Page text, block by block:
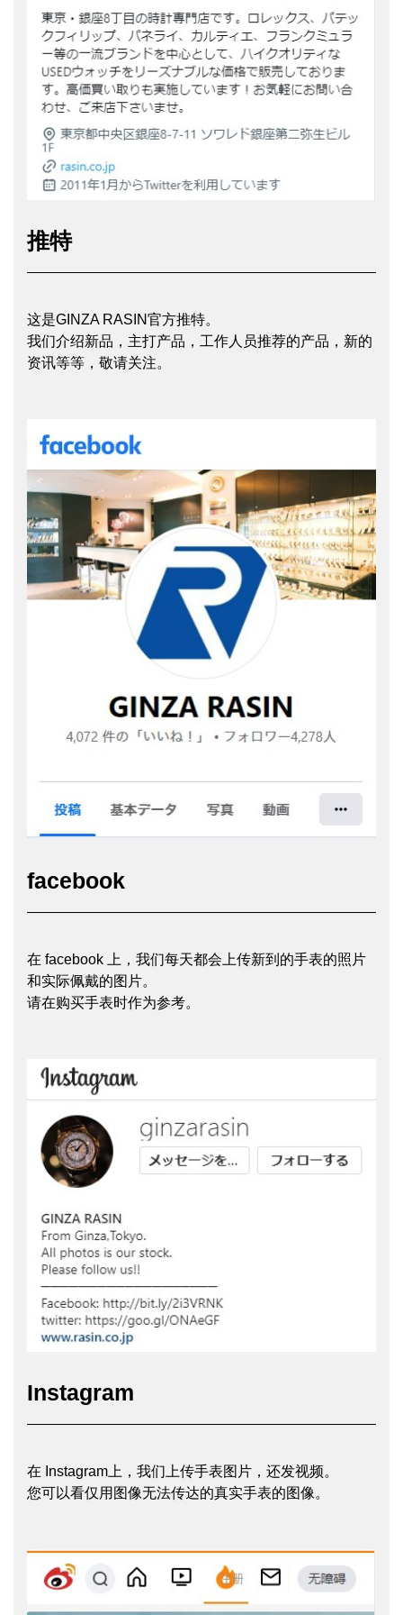
推特
这是GINZA RASIN官方推特。
我们介绍新品，主打产品，工作人员推荐的产品，新的
资讯等等，敬请关注。
facebook
在 facebook 上，我们每天都会上传新到的手表的照片
和实际佩戴的图片。
请在购买手表时作为参考。
Instagram
在 Instagram上，我们上传手表图片，还发视频。
您可以看仅用图像无法传达的真实手表的图像。